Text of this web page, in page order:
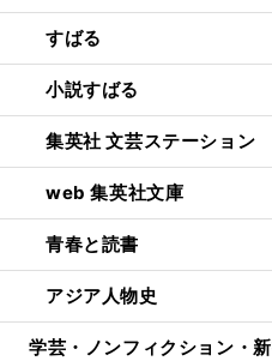
すばる
小説すばる
集英社 文芸ステーション
web 集英社文庫
青春と読書
アジア人物史
学芸・ノンフィクション・